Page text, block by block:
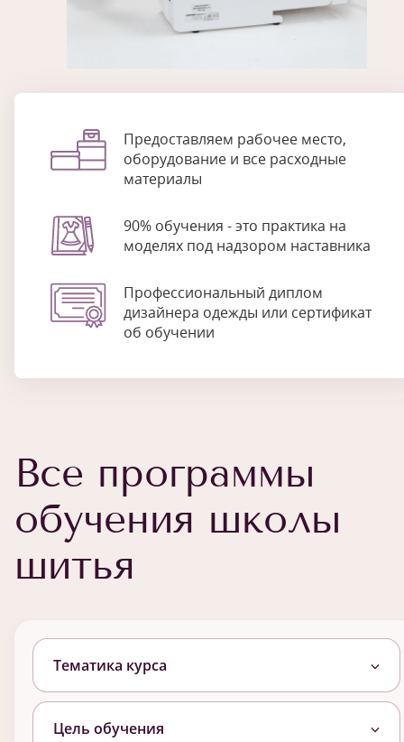
Предоставляем рабочее место,
оборудование и все расходные
материалы
90% обучения - это практика на
моделях под надзором наставника
Профессиональный диплом
дизайнера одежды или сертификат
об обучении
Все программы
обучения школы
шитья
Тематика курса
Цель обучения